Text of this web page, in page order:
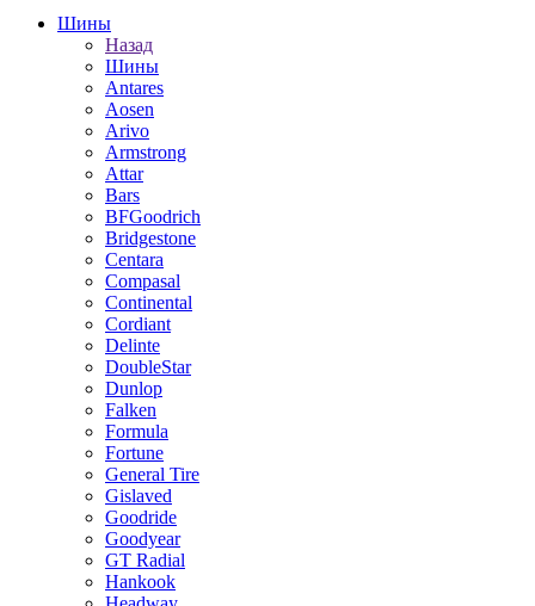
Шины
Назад
Шины
Antares
Aosen
Arivo
Armstrong
Attar
Bars
BFGoodrich
Bridgestone
Centara
Compasal
Continental
Cordiant
Delinte
DoubleStar
Dunlop
Falken
Formula
Fortune
General Tire
Gislaved
Goodride
Goodyear
GT Radial
Hankook